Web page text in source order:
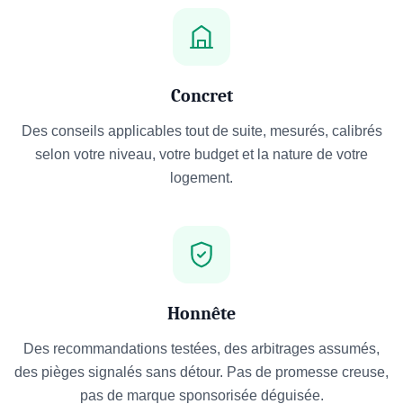
Concret
Des conseils applicables tout de suite, mesurés, calibrés
selon votre niveau, votre budget et la nature de votre
logement.
Honnête
Des recommandations testées, des arbitrages assumés,
des pièges signalés sans détour. Pas de promesse creuse,
pas de marque sponsorisée déguisée.